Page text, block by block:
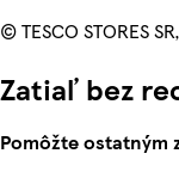
© TESCO STORES
Zatiaľ bez
Pomôžte ostatným